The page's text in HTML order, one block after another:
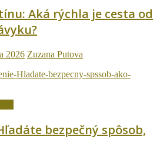
Aká rýchla je cesta od
2026 Zuzana Putova
bezpečný spôsob,